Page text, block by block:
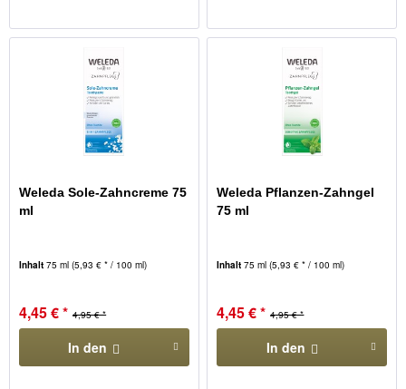
Weleda Sole-Zahncreme 75
ml
Inhalt75 ml(5,93 € * / 100 ml)
4,95 € *
4,45 € *
In den
Weleda Pflanzen-Zahngel
75 ml
Inhalt75 ml(5,93 € * / 100 ml)
4,95 € *
4,45 € *
In den